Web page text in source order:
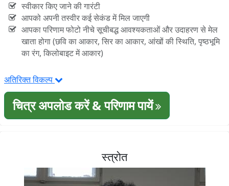
स्वीकार किए जाने की गारंटी
आपको अपनी तस्वीर कई सेकंड में मिल जाएगी
आपका परिणाम फोटो नीचे सूचीबद्ध आवश्यकताओं और उदाहरण से मेल
खाता होगा (छवि का आकार, सिर का आकार, आंखों की स्थिति, पृष्ठभूमि
का रंग, किलोबाइट में आकार)
अतिरिक्त विकल्प
चित्र अपलोड करें & परिणाम पायें
स्त्रोत